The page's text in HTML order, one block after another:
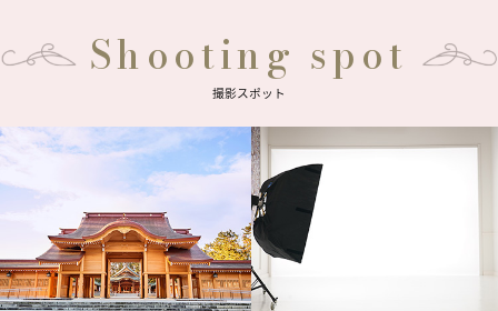
Shooting spot
撮影スポット